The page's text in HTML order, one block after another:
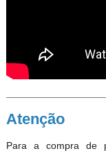
Atenção
Para a compra de